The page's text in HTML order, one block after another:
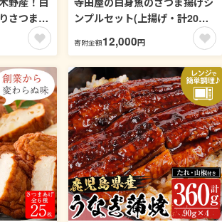
さつま揚
揚げ・棒
ど21枚以
揚げ さつ
せ 鹿児
け揚げ 食
【寺田
ンプルセット(上揚げ・計20枚
と棒天300g)白身魚とお豆腐た
っぷり！地酒を加えてしっとり
ふわっ！【寺田屋】【00-031-
04】
寄附金額12,000円